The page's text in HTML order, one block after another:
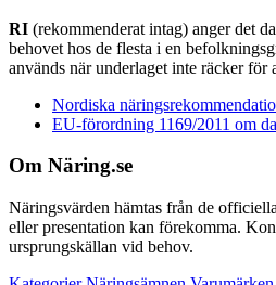
RI (rekommenderat intag) anger det
behovet hos de flesta i en
används när underlaget inte räcker för
Nordiska
EU-förordning 1169/2011 om
Om Näring.se
Näringsvärden hämtas från de
eller presentation kan förekomma.
ursprungskällan vid behov.